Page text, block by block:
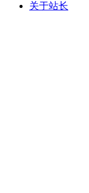
关于站长